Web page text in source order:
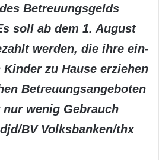
Betreuungsgelds
soll ab dem 1. August
werden, die ihre ein-
zu Hause erziehen
Betreuungsangeboten
wenig Gebrauch
BV Volksbanken/thx